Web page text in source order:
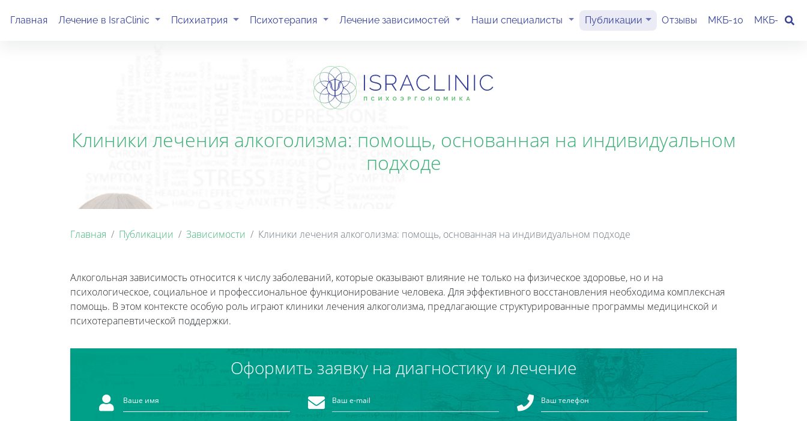
Главная Лечение в IsraClinic (current)Психиатрия (current)Психотерапия (current)Лечение зависимостей (current)Наши специалисты (current)Публикации Отзывы МКБ-10 МКБ-11
Клиники лечения алкоголизма: помощь, основанная на индивидуальном
подходе
Главная Публикации Зависимости Клиники лечения алкоголизма: помощь, основанная на индивидуальном подходе
Алкогольная зависимость относится к числу заболеваний, которые оказывают влияние не только на физическое здоровье, но и на
психологическое, социальное и профессиональное функционирование человека. Для эффективного восстановления необходима комплексная
помощь. В этом контексте особую роль играют клиники лечения алкоголизма, предлагающие структурированные программы медицинской и
психотерапевтической поддержки.
Оформить заявку на диагностику и лечение